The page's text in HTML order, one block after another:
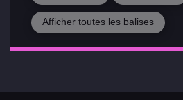
Afficher toutes les balises